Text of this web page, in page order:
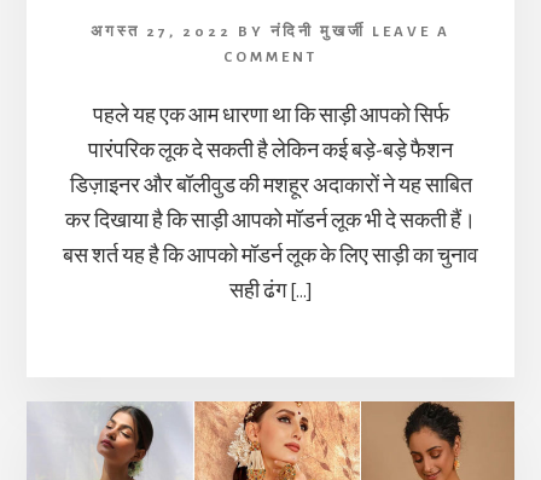
अगस्त 27, 2022 BY नंदिनी मुखर्जी LEAVE A
COMMENT
पहले यह एक आम धारणा था कि साड़ी आपको सिर्फ
पारंपरिक लूक दे सकती है लेकिन कई बड़े-बड़े फैशन
डिज़ाइनर और बॉलीवुड की मशहूर अदाकारों ने यह साबित
कर दिखाया है कि साड़ी आपको मॉडर्न लूक भी दे सकती हैं।
बस शर्त यह है कि आपको मॉडर्न लूक के लिए साड़ी का चुनाव
सही ढंग […]